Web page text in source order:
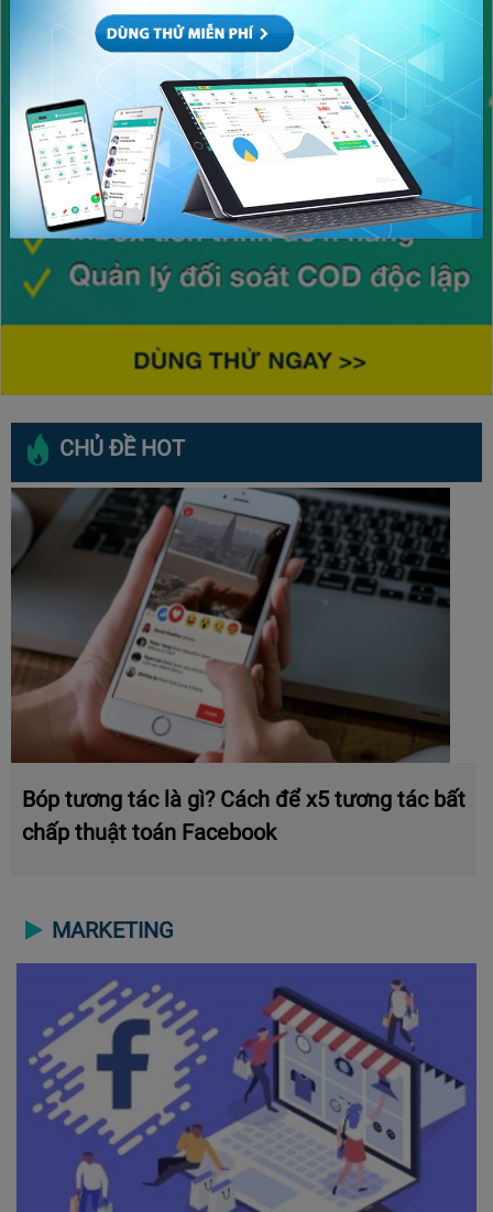
CHỦ ĐỀ HOT
Bóp tương tác là gì? Cách để x5 tương tác bất
chấp thuật toán Facebook
MARKETING